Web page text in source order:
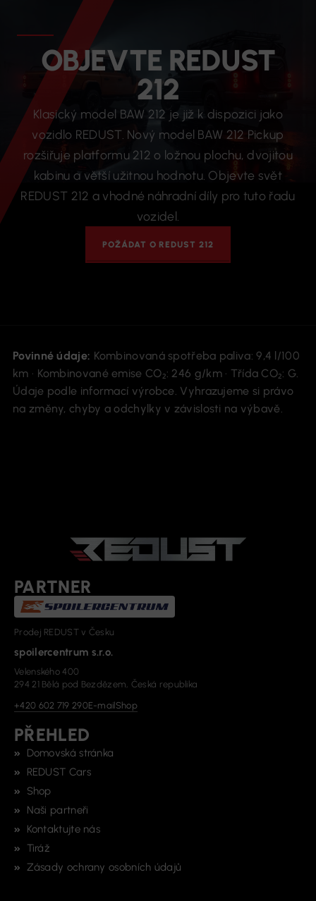
OBJEVTE REDUST
212
Klasický model BAW 212 je již k dispozici jako
vozidlo REDUST. Nový model BAW 212 Pickup
rozšiřuje platformu 212 o ložnou plochu, dvojitou
kabinu a větší užitnou hodnotu. Objevte svět
REDUST 212 a vhodné náhradní díly pro tuto řadu
vozidel.
POŽÁDAT O REDUST 212
Povinné údaje: Kombinovaná spotřeba paliva: 9,4 l/100
km · Kombinované emise CO₂: 246 g/km · Třída CO₂: G.
Údaje podle informací výrobce. Vyhrazujeme si právo
na změny, chyby a odchylky v závislosti na výbavě.
PŘEHLED
Domovská stránka
REDUST Cars
Shop
Naši partneři
Kontaktujte nás
Tiráž
Zásady ochrany osobních údajů
PARTNER
Prodej REDUST v Česku
spoilercentrum s.r.o.
Velenského 400
294 21 Bělá pod Bezdězem, Česká republika
+420 602 719 290E-mail Shop